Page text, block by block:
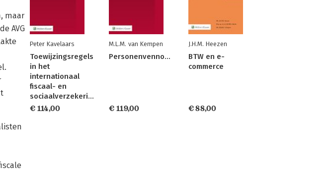
maar
AVG
Peter Kavelaars
Toewijzingsregels
in het
internationaal
fiscaal- en
sociaalverzekeringsrecht
€ 114,00
M.L.M. van Kempen
Personenvennootschappen
€ 119,00
J.H.M. Heezen
BTW en e-
commerce
€ 88,00